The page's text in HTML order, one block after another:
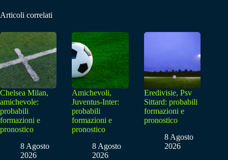
Articoli correlati
Chelsea Milan,
amichevole:
probabili
formazioni e
pronostico
8 Agosto
2026
Amichevoli,
Juventus-Inter:
probabili
formazioni e
pronostico
8 Agosto
2026
Eredivisie, Psv
Sittard: probabili
formazioni e
pronostico
8 Agosto
2026